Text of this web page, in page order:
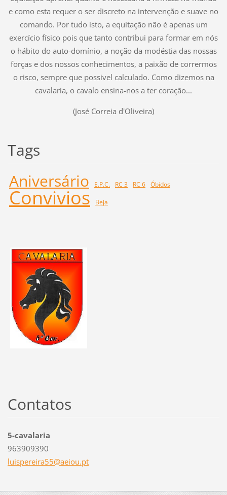
e como esta requer o ser discreto na intervenção e suave no
comando. Por tudo isto, a equitação não é apenas um
exercício físico pois que tanto contribui para formar em nós
o hábito do auto-domínio, a noção da modéstia das nossas
forças e dos nossos conhecimentos, a paixão de corrermos
o risco, sempre que possivel calculado. Como dizemos na
cavalaria, o cavalo ensina-nos a ter coração...
(José Correia d'Oliveira)
Tags
Aniversário
E.P.C. RC 3 RC 6 Óbidos
Convivios Beja
Contatos
5-cavalaria
963909390
luispereira55@aeiou.pt